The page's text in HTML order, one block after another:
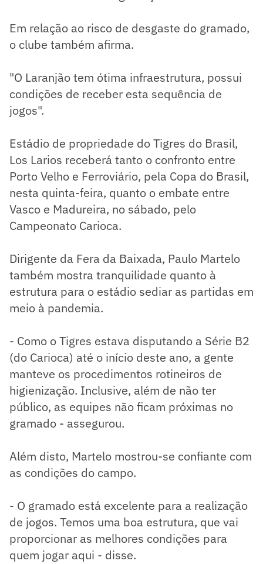
Em relação ao risco de desgaste do gramado,
o clube também afirma.
"O Laranjão tem ótima infraestrutura, possui
condições de receber esta sequência de
jogos".
Estádio de propriedade do Tigres do Brasil,
Los Larios receberá tanto o confronto entre
Porto Velho e Ferroviário, pela Copa do Brasil,
nesta quinta-feira, quanto o embate entre
Vasco e Madureira, no sábado, pelo
Campeonato Carioca.
Dirigente da Fera da Baixada, Paulo Martelo
também mostra tranquilidade quanto à
estrutura para o estádio sediar as partidas em
meio à pandemia.
- Como o Tigres estava disputando a Série B2
(do Carioca) até o início deste ano, a gente
manteve os procedimentos rotineiros de
higienização. Inclusive, além de não ter
público, as equipes não ficam próximas no
gramado - assegurou.
Além disto, Martelo mostrou-se confiante com
as condições do campo.
- O gramado está excelente para a realização
de jogos. Temos uma boa estrutura, que vai
proporcionar as melhores condições para
quem jogar aqui - disse.